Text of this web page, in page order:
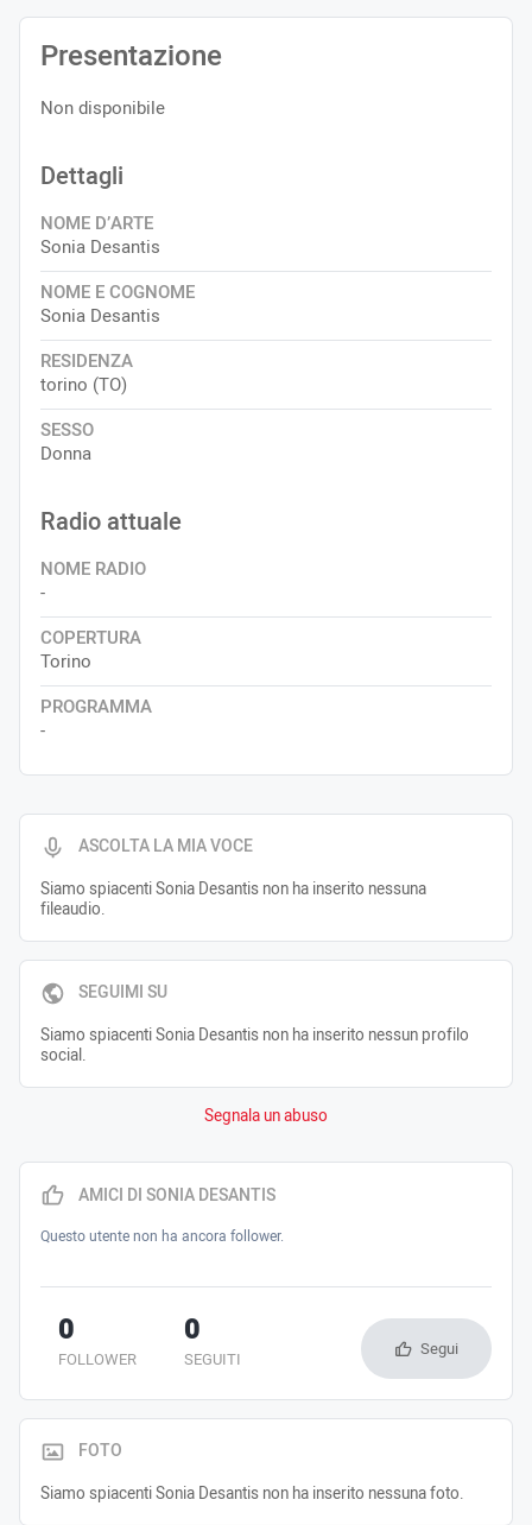
ASCOLTA LA MIA VOCE
Siamo spiacenti Sonia Desantis non ha inserito nessuna
fileaudio.
SEGUIMI SU
Siamo spiacenti Sonia Desantis non ha inserito nessun profilo
social.
Segnala un abuso
Presentazione
Non disponibile
Dettagli
NOME D’ARTE
Sonia Desantis
NOME E COGNOME
Sonia Desantis
RESIDENZA
torino (TO)
SESSO
Donna
Radio attuale
NOME RADIO
-
COPERTURA
Torino
PROGRAMMA
-
AMICI DI SONIA DESANTIS
Questo utente non ha ancora follower.
FOLLOWER
0
SEGUITI
0 Segui
FOTO
Siamo spiacenti Sonia Desantis non ha inserito nessuna foto.